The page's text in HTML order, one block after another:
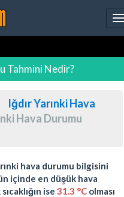
Tahmini Nedir?
Iğdır Yarınki Hava
Hava Durumu
hava durumu bilgisini
içinde en düşük hava
ise 31.3 °C olması